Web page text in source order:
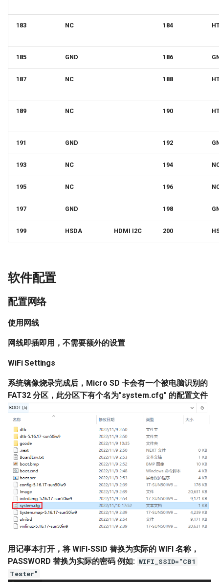
183 NC 184
185 GND 186
187 NC 188
189 NC 190
191 GND 192
193 NC 194
195 NC 196
197 GND 198
199 HSDA HDMI I2C 200
软件配置
配置网络
使用网线
网线即插即用，不需要额外的设置
WiFi Settings
系统镜像烧录完成后，Micro SD 卡会有一个被电脑识别的
FAT32 分区，此分区下有个名为"system.cfg" 的配置文件
用记事本打开，将 WIFI-SSID 替换为实际的 WIFI 名称，
PASSWORD 替换为实际的密码 例如: WIFI_SSID="CB1
Tester"